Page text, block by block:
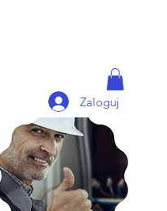
Zaloguj